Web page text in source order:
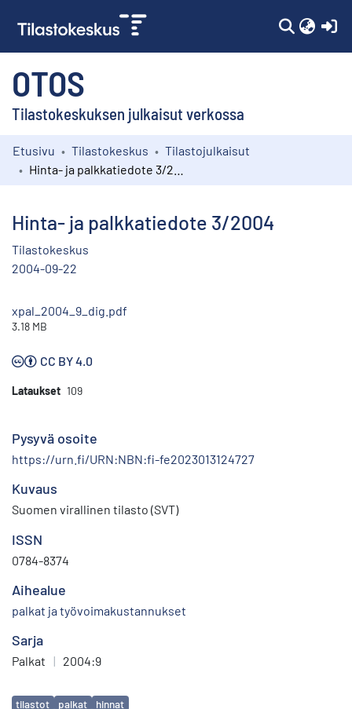
OTOS
Tilastokeskuksen julkaisut verkossa
Kokoelmat
Etusivu Tilastokeskus
Tilastojulkaisut
Hinta- ja palkkatiedote 3/2004
Tilastokeskus
2004-09-22
xpal_2004_9_dig.pdf
3.18 MB
CC BY 4.0
Lataukset 109
Pysyvä osoite
https://urn.fi/URN:NBN:fi-fe2023013124727
Kuvaus
Suomen virallinen tilasto (SVT)
ISSN
0784-8374
Aihealue
palkat ja työvoimakustannukset
Sarja
Palkat | 2004:9
Avainsanat
tilastot palkat hinnat